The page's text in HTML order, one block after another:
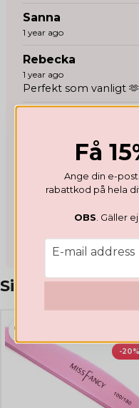
Sanna
1 year ago
Rebecka
1 year ago
Perfekt som vanligt
2 years ago
Similar products
-20%
Få
Ange din e-
rabattkod på hela
OBS . Gäller
email
E-mail address